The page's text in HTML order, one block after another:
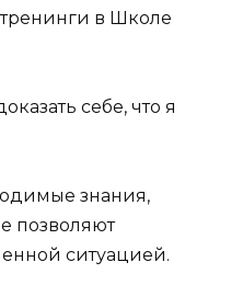
в Школе
себе, что я
знания,
позволяют
ситуацией.